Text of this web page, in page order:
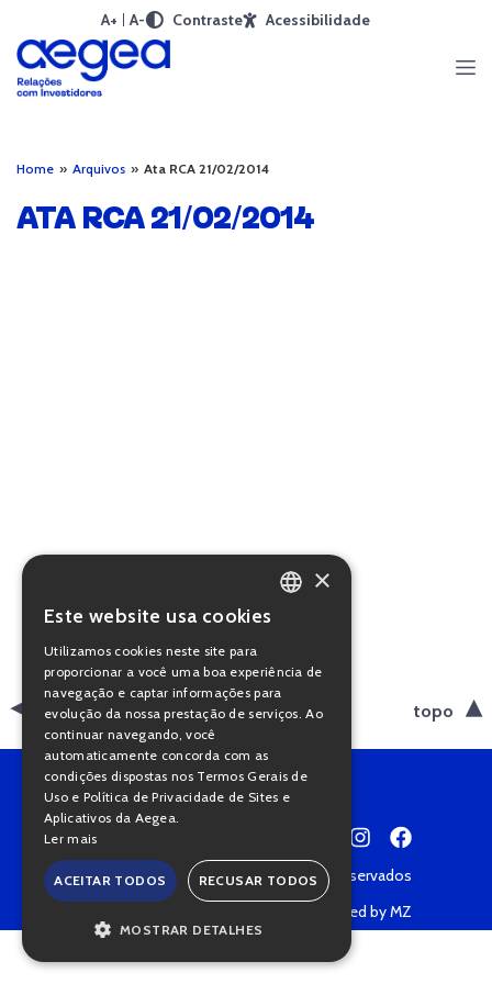
A+ A- Contraste Acessibilidade
Home » Arquivos » Ata RCA 21/02/2014
ATA RCA 21/02/2014
voltar topo
Copyright © 2022 • Todos os direitos reservados
Powered by MZ
PORTUGUESE
×
Este website usa cookies
Utilizamos cookies neste site para
proporcionar a você uma boa experiência de
navegação e captar informações para
evolução da nossa prestação de serviços. Ao
continuar navegando, você
automaticamente concorda com as
condições dispostas nos Termos Gerais de
Uso e Política de Privacidade de Sites e
Aplicativos da Aegea.
Ler mais
ACEITAR TODOS RECUSAR TODOS
MOSTRAR DETALHES